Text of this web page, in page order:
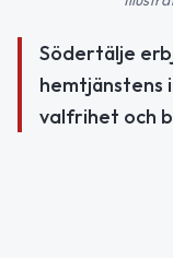
Södertälje
hemtjänstens
valfrihet och